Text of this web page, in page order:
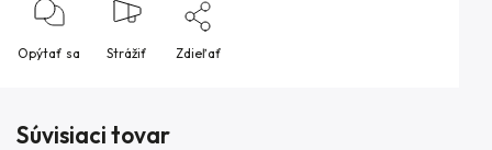
Opýtať sa Strážiť Zdieľať
Súvisiaci tovar